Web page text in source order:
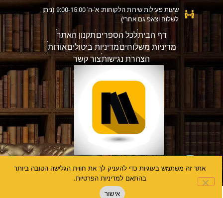
דף הביתלכל הספריםתקנון האתר
מדיניות משלוחיםמדיניות ביטוליםאודות
הצהרת נגישותצור קשר
שעות פעילות שירות הלקוחות: א'-ה' 9:00-15:00 (ניתן
לשלוח וצאפ גם אחרי)
אתר זה משתמש בעוגיות כדי להעניק לך את חווית הגלישה הטובה ביותר
בהתאם למדיניות הפרטיות.
אישור
דברו איתנו